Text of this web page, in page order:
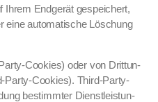
Ihrem Endgerät gespe­ichert,
eine automa­tis­che Löschung
Cook­ies) oder von Drit­tun­
Par­ty-Cook­ies). Third-Par­ty-
bes­timmter Dien­stleis­tun­